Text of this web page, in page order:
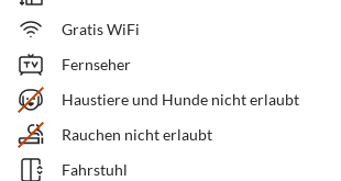
Gratis WiFi
Fernseher
Haustiere und Hunde nicht erlaubt
Rauchen nicht erlaubt
Fahrstuhl